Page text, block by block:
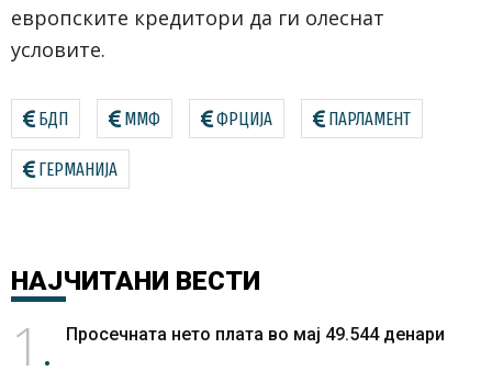
европските кредитори да ги олеснат
условите.
БДП ММФ ФРЦИЈА ПАРЛАМЕНТ
ГЕРМАНИЈА
НАЈЧИТАНИ ВЕСТИ
1 Просечната нето плата во мај 49.544 денари